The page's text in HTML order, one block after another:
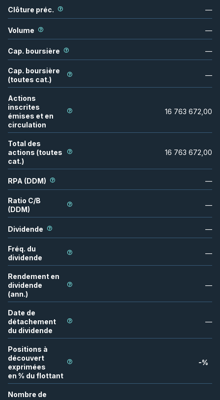
Clôture préc. —
Volume —
Cap. boursière —
Cap. boursière
(toutes cat.)
—
Actions
inscrites
émises et en
circulation
16 763 672,00
Total des
actions (toutes
cat.)
16 763 672,00
RPA (DDM) —
Ratio C/B
(DDM)
—
Dividende —
Fréq. du
dividende
—
Rendement en
dividende
(ann.)
—
Date de
détachement
du dividende
—
Positions à
découvert
exprimées
en % du flottant
-%
Nombre de